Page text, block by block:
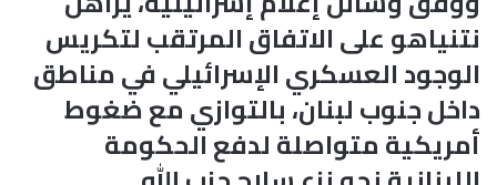
نتنياهو على الاتفاق المرتقب لتكريس
الوجود العسكري الإسرائيلي في مناطق
داخل جنوب لبنان، بالتوازي مع ضغوط
أمريكية متواصلة لدفع الحكومة